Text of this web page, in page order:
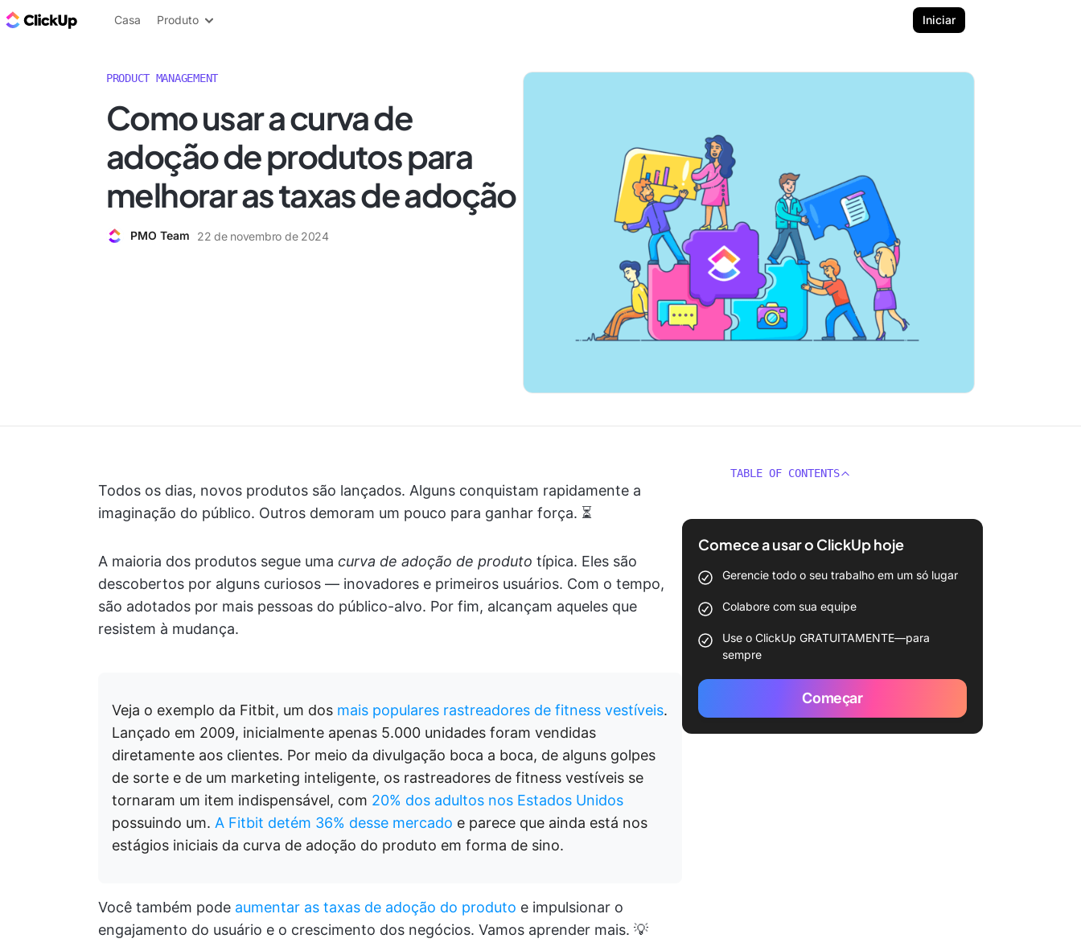
ClickUp Blogue
Casa Produto Iniciar
PRODUCT MANAGEMENT
Como usar a curva de
adoção de produtos para
melhorar as taxas de adoção
PMO Team 22 de novembro de 2024
Todos os dias, novos produtos são lançados. Alguns conquistam rapidamente a
imaginação do público. Outros demoram um pouco para ganhar força. ⏳
A maioria dos produtos segue uma curva de adoção de produto típica. Eles são
descobertos por alguns curiosos — inovadores e primeiros usuários. Com o tempo,
são adotados por mais pessoas do público-alvo. Por fim, alcançam aqueles que
resistem à mudança.
Veja o exemplo da Fitbit, um dos mais populares rastreadores de fitness vestíveis.
Lançado em 2009, inicialmente apenas 5.000 unidades foram vendidas
diretamente aos clientes. Por meio da divulgação boca a boca, de alguns golpes
de sorte e de um marketing inteligente, os rastreadores de fitness vestíveis se
tornaram um item indispensável, com 20% dos adultos nos Estados Unidos
possuindo um. A Fitbit detém 36% desse mercado e parece que ainda está nos
estágios iniciais da curva de adoção do produto em forma de sino.
Você também pode aumentar as taxas de adoção do produto e impulsionar o
engajamento do usuário e o crescimento dos negócios. Vamos aprender mais. 💡
TABLE OF CONTENTS
Comece a usar o ClickUp hoje
Gerencie todo o seu trabalho em um só lugar
Colabore com sua equipe
Use o ClickUp GRATUITAMENTE—para
sempre
Começar